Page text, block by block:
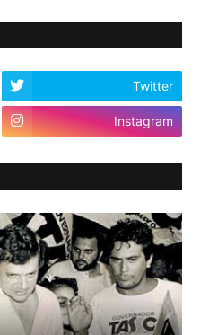
Twitter
Instagram